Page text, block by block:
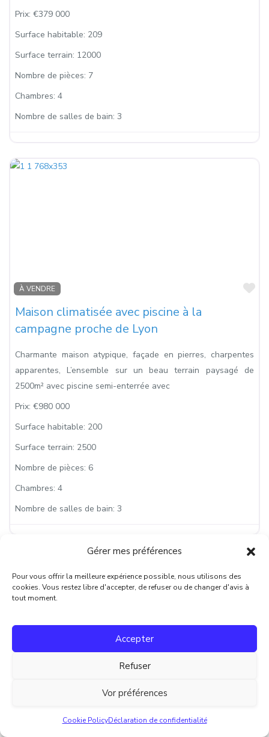
Gérer mes préférences
Pour vous offrir la meilleure expérience possible, nous utilisons des
cookies. Vous restez libre d'accepter, de refuser ou de changer d'avis à
tout moment.
Accepter
Refuser
Vor préférences
Cookie PolicyDéclaration de confidentialité
Prix: €379 000
Surface habitable: 209
Surface terrain: 12000
Nombre de pièces: 7
Chambres: 4
Nombre de salles de bain: 3
À VENDRE
Maison climatisée avec piscine à la
campagne proche de Lyon
Charmante maison atypique, façade en pierres, charpentes
apparentes, L’ensemble sur un beau terrain paysagé de
2500m² avec piscine semi-enterrée avec
Prix: €980 000
Surface habitable: 200
Surface terrain: 2500
Nombre de pièces: 6
Chambres: 4
Nombre de salles de bain: 3